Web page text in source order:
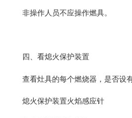
非操作人员不应操作燃具。
四、看熄火保护装置
查看灶具的每个燃烧器，是否设
熄火保护装置火焰感应针